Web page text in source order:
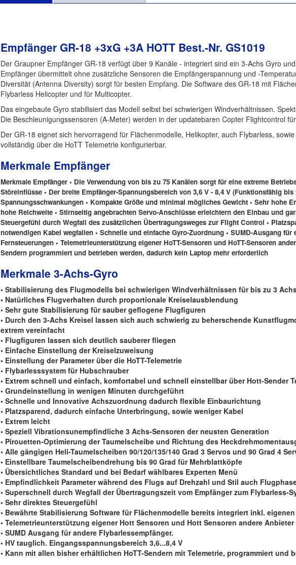
Empfänger GR-18 +3xG +3A HOTT Best.-Nr. GS1019
Der Graupner Empfänger GR-18 verfügt über 9 Kanäle - integriert sind ein 3-Achs Gyro
Empfänger übermittelt ohne zusätzliche Sensoren die Empfängerspannung und -
Diversität (Antenna Diversity) sorgt für besten Empfang. Die Software des GR-18 mit
Flybarless Helicopter und für Multicopter.
Das eingebaute Gyro stabilisiert das Modell selbst bei schwierigen Windverhältnissen.
Die Beschleunigungssensoren (A-Meter) werden in der updatebaren Copter Flightcontrol
Der GR-18 eignet sich hervorragend für Flächenmodelle, Helikopter, auch Flybarless,
vollständig über die HoTT Telemetrie konfigurierbar.
Merkmale Empfänger
Merkmale Empfänger • Die Verwendung von bis zu 75 Kanälen sorgt für eine extreme
Störeinflüsse • Der breite Empfänger-Spannungsbereich von 3,6 V - 8,4 V (Funktionsfähig
Spannungsschwankungen • Kompakte Größe und minimal mögliches Gewicht • Sehr hohe
hohe Reichweite • Stirnseitig angebrachten Servo-Anschlüsse erleichtern den Einbau und
Steuergefühl durch Wegfall des zusätzlichen Übertragungsweges zur Flight Control •
notwendigen Kabel wegfallen • Schnelle und einfache Gyro-Zuordnung • SUMD-Ausgang für
Fernsteuerungen • Telemetrieunterstützung eigener HoTT-Sensoren und HoTT-Sensoren
Sendern programmiert und betrieben werden, dadurch kein Laptop mehr erforderlich
Merkmale 3-Achs-Gyro
• Stabilisierung des Flugmodells bei schwierigen Windverhältnissen für bis zu 3
• Natürliches Flugverhalten durch proportionale Kreiselausblendung
• Sehr gute Stabilisierung für sauber geflogene Flugfiguren
• Durch den 3-Achs Kreisel lassen sich auch schwierig zu beherschende
extrem vereinfacht
• Flugfiguren lassen sich deutlich sauberer fliegen
• Einfache Einstellung der Kreiselzuweisung
• Einstellung der Parameter über die HoTT-Telemetrie
• Flybarlesssystem für Hubschrauber
• Extrem schnell und einfach, komfortabel und schnell einstellbar über Hott-Sender
• Grundeinstellung in wenigen Minuten durchgeführt
• Schnelle und Innovative Achszuordnung dadurch flexible Einbaurichtung
• Platzsparend, dadurch einfache Unterbringung, sowie weniger Kabel
• Extrem leicht
• Speziell Vibrationsunempfindliche 3 Achs-Sensoren der neusten Generation
• Pirouetten-Optimierung der Taumelscheibe und Richtung des
• Alle gängigen Heli-Taumelscheiben 90/120/135/140 Grad 3 Servos und 90 Grad 4
• Einstellbare Taumelscheibendrehung bis 90 Grad für Mehrblattköpfe
• Übersichtliches Standard und bei Bedarf wählbares Experten Menü
• Empfindlichkeit Parameter während des Flugs auf Drehzahl und Stil auch
• Superschnell durch Wegfall der Übertragungszeit vom Empfänger zum Flybarless-
• Sehr direktes Steuergefühl
• Bewährte Stabilisierung Software für Flächenmodelle bereits integriert inkl.
• Telemetrieunterstützung eigener Hott Sensoren und Hott Sensoren andere Anbieter
• SUMD Ausgang für andere Flybarlessempfänger.
• HV tauglich. Eingangsspannungsbereich 3,6...8,4 V
• Kann mit allen bisher erhältlichen HoTT-Sendern mit Telemetrie, programmiert und